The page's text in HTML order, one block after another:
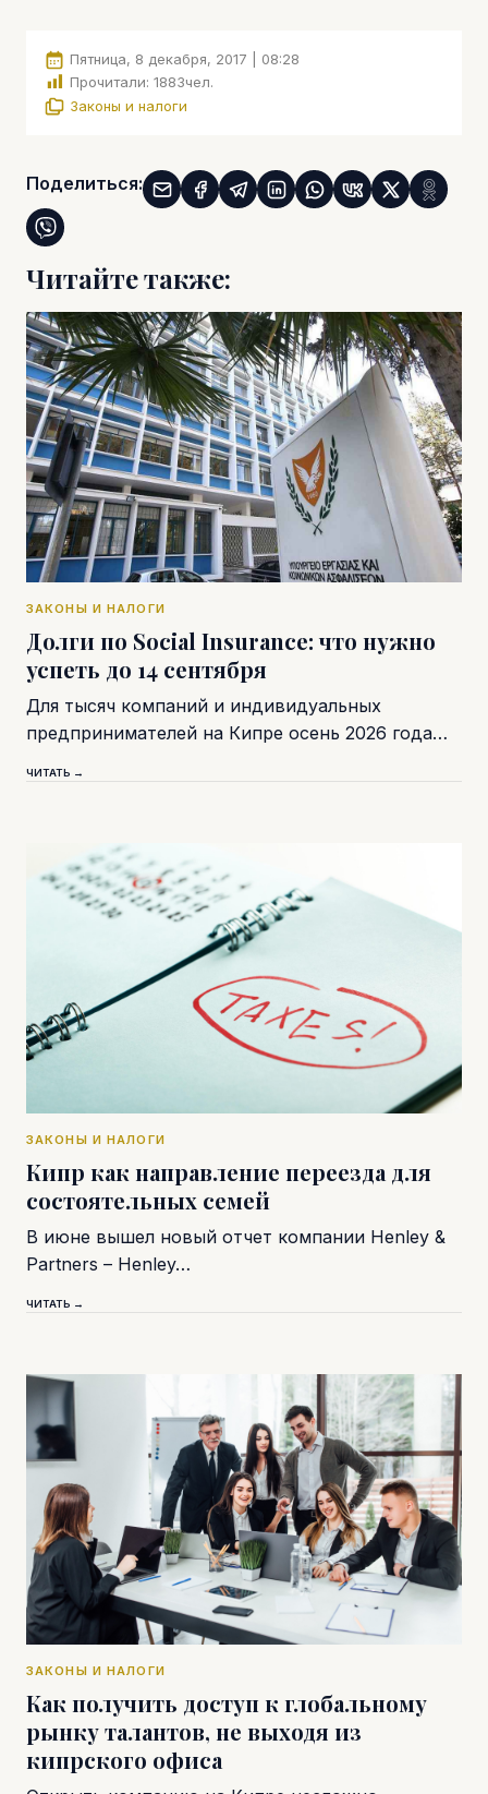
Пятница, 8 декабря, 2017 | 08:28
Прочитали: 1883чел.
Законы и налоги
Поделиться:
Читайте также:
ЗАКОНЫ И НАЛОГИ
Долги по Social Insurance: что нужно
успеть до 14 сентября
Для тысяч компаний и индивидуальных
предпринимателей на Кипре осень 2026 года…
ЧИТАТЬ →
ЗАКОНЫ И НАЛОГИ
Кипр как направление переезда для
состоятельных семей
В июне вышел новый отчет компании Henley &
Partners – Henley…
ЧИТАТЬ →
ЗАКОНЫ И НАЛОГИ
Как получить доступ к глобальному
рынку талантов, не выходя из
кипрского офиса